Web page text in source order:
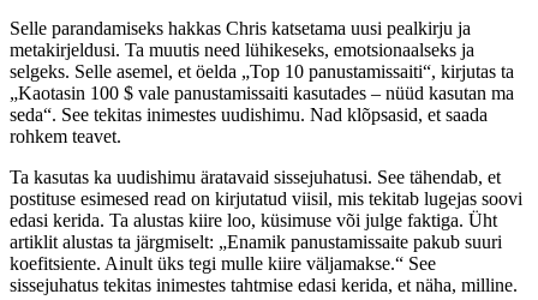
Selle parandamiseks hakkas Chris katsetama uusi pealkirju ja
metakirjeldusi. Ta muutis need lühikeseks, emotsionaalseks ja
selgeks. Selle asemel, et öelda „Top 10 panustamissaiti“, kirjutas ta
„Kaotasin 100 $ vale panustamissaiti kasutades – nüüd kasutan ma
seda“. See tekitas inimestes uudishimu. Nad klõpsasid, et saada
rohkem teavet.
Ta kasutas ka uudishimu äratavaid sissejuhatusi. See tähendab, et
postituse esimesed read on kirjutatud viisil, mis tekitab lugejas soovi
edasi kerida. Ta alustas kiire loo, küsimuse või julge faktiga. Üht
artiklit alustas ta järgmiselt: „Enamik panustamissaite pakub suuri
koefitsiente. Ainult üks tegi mulle kiire väljamakse.“ See
sissejuhatus tekitas inimestes tahtmise edasi kerida, et näha, milline.